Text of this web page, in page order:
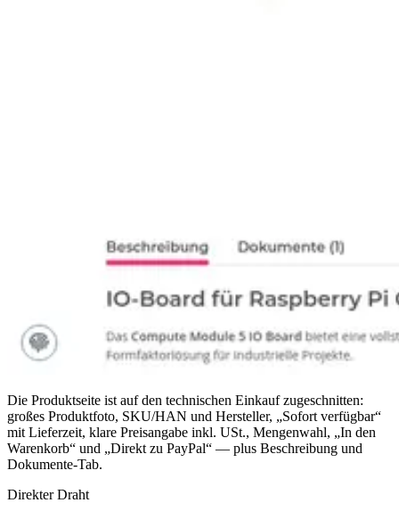
Die Produktseite ist auf den technischen Einkauf zugeschnitten:
großes Produktfoto, SKU/HAN und Hersteller, „Sofort verfügbar“
mit Lieferzeit, klare Preisangabe inkl. USt., Mengenwahl, „In den
Warenkorb“ und „Direkt zu PayPal“ — plus Beschreibung und
Dokumente-Tab.
Direkter Draht